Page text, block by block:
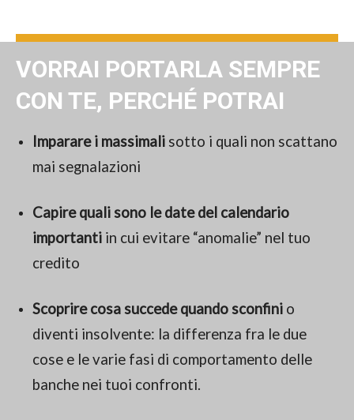
VORRAI PORTARLA SEMPRE
CON TE, PERCHÉ POTRAI
Imparare i massimali sotto i quali non scattano
mai segnalazioni
Capire quali sono le date del calendario
importanti in cui evitare “anomalie” nel tuo
credito
Scoprire cosa succede quando sconfini o
diventi insolvente: la differenza fra le due
cose e le varie fasi di comportamento delle
banche nei tuoi confronti.